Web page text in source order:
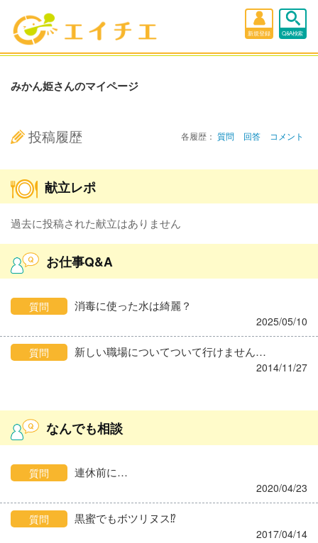
新規登録 Q&A検索
みかん姫さんのマイページ
投稿履歴 各履歴： 質問 回答 コメント
献立レポ
過去に投稿された献立はありません
お仕事Q&A
質問 消毒に使った水は綺麗？
2025/05/10
質問 新しい職場についてついて行けません…
2014/11/27
なんでも相談
質問 連休前に…
2020/04/23
質問 黒蜜でもボツリヌス⁉
2017/04/14